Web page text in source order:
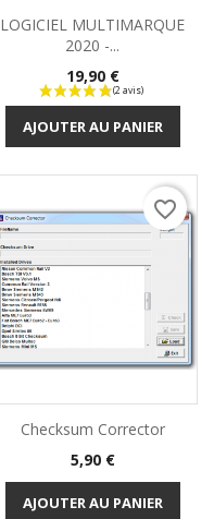
LOGICIEL MULTIMARQUE
2020 -...
Prix
19,90 €
AJOUTER AU PANIER
Checksum Corrector
Prix
5,90 €
AJOUTER AU PANIER
favorite_border